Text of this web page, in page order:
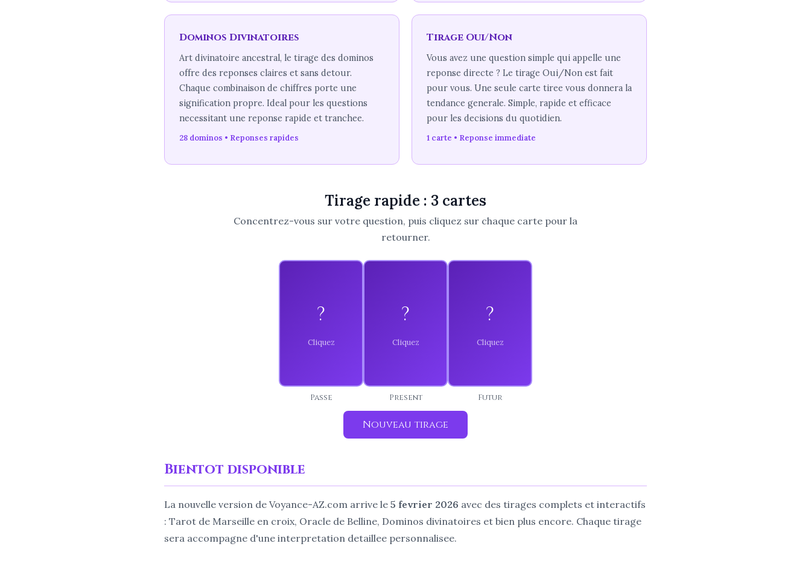
Dominos Divinatoires
Art divinatoire ancestral, le tirage des dominos
offre des reponses claires et sans detour.
Chaque combinaison de chiffres porte une
signification propre. Ideal pour les questions
necessitant une reponse rapide et tranchee.
28 dominos • Reponses rapides
Tirage Oui/Non
Vous avez une question simple qui appelle une
reponse directe ? Le tirage Oui/Non est fait
pour vous. Une seule carte tiree vous donnera la
tendance generale. Simple, rapide et efficace
pour les decisions du quotidien.
1 carte • Reponse immediate
Tirage rapide : 3 cartes
Concentrez-vous sur votre question, puis cliquez sur chaque carte pour la
retourner.
?
sagesse
interieure,
Ecoutez votre
Passe
?
revelation,
liberation. Un
inattendu
Present
?
tradition,
conseil. Un
mentor pourrait
Futur
Nouveau tirage
Bientot disponible
La nouvelle version de Voyance-AZ.com arrive le 5 fevrier 2026 avec des tirages complets et interactifs
: Tarot de Marseille en croix, Oracle de Belline, Dominos divinatoires et bien plus encore. Chaque tirage
sera accompagne d'une interpretation detaillee personnalisee.